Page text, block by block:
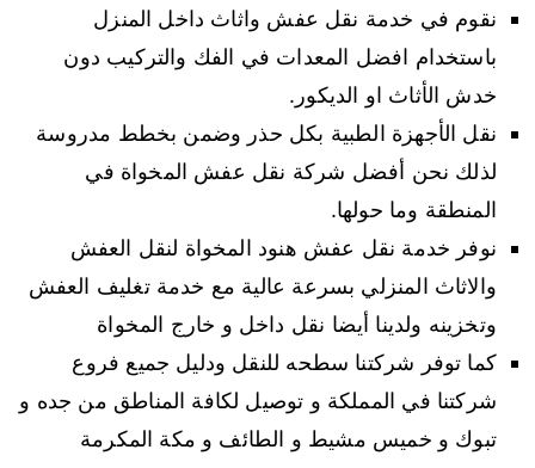
نقوم في خدمة نقل عفش واثاث داخل المنزل
باستخدام افضل المعدات في الفك والتركيب دون
خدش الأثاث او الديكور.
نقل الأجهزة الطبية بكل حذر وضمن بخطط مدروسة
لذلك نحن أفضل شركة نقل عفش المخواة في
المنطقة وما حولها.
نوفر خدمة نقل عفش هنود المخواة لنقل العفش
والاثاث المنزلي بسرعة عالية مع خدمة تغليف العفش
وتخزينه ولدينا أيضا نقل داخل و خارج المخواة
كما توفر شركتنا سطحه للنقل ودليل جميع فروع
شركتنا في المملكة و توصيل لكافة المناطق من جده و
تبوك و خميس مشيط و الطائف و مكة المكرمة